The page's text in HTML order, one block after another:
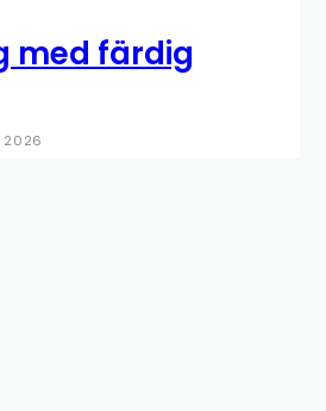
med färdig
2026